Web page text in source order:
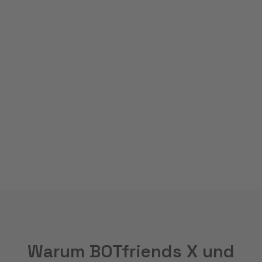
Warum BOTfriends X und